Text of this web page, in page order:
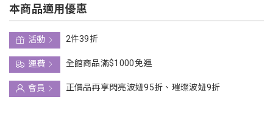
本商品適用優惠
活動
2件39折
運費
全館商品滿$1000免運
會員
正價品再享閃亮波妞95折、璀璨波妞9折